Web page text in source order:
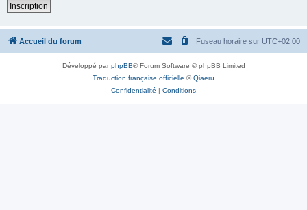
Inscription
Accueil du forum Fuseau horaire sur UTC+02:00
Développé parphpBB® Forum Software © phpBB Limited
Traduction française officielle ©Qiaeru
Confidentialité | Conditions